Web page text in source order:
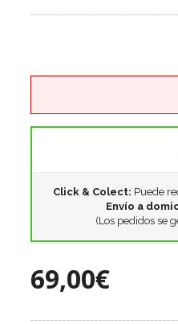
Click & Colect: Puede
Envío a
(Los pedidos se
69,00€